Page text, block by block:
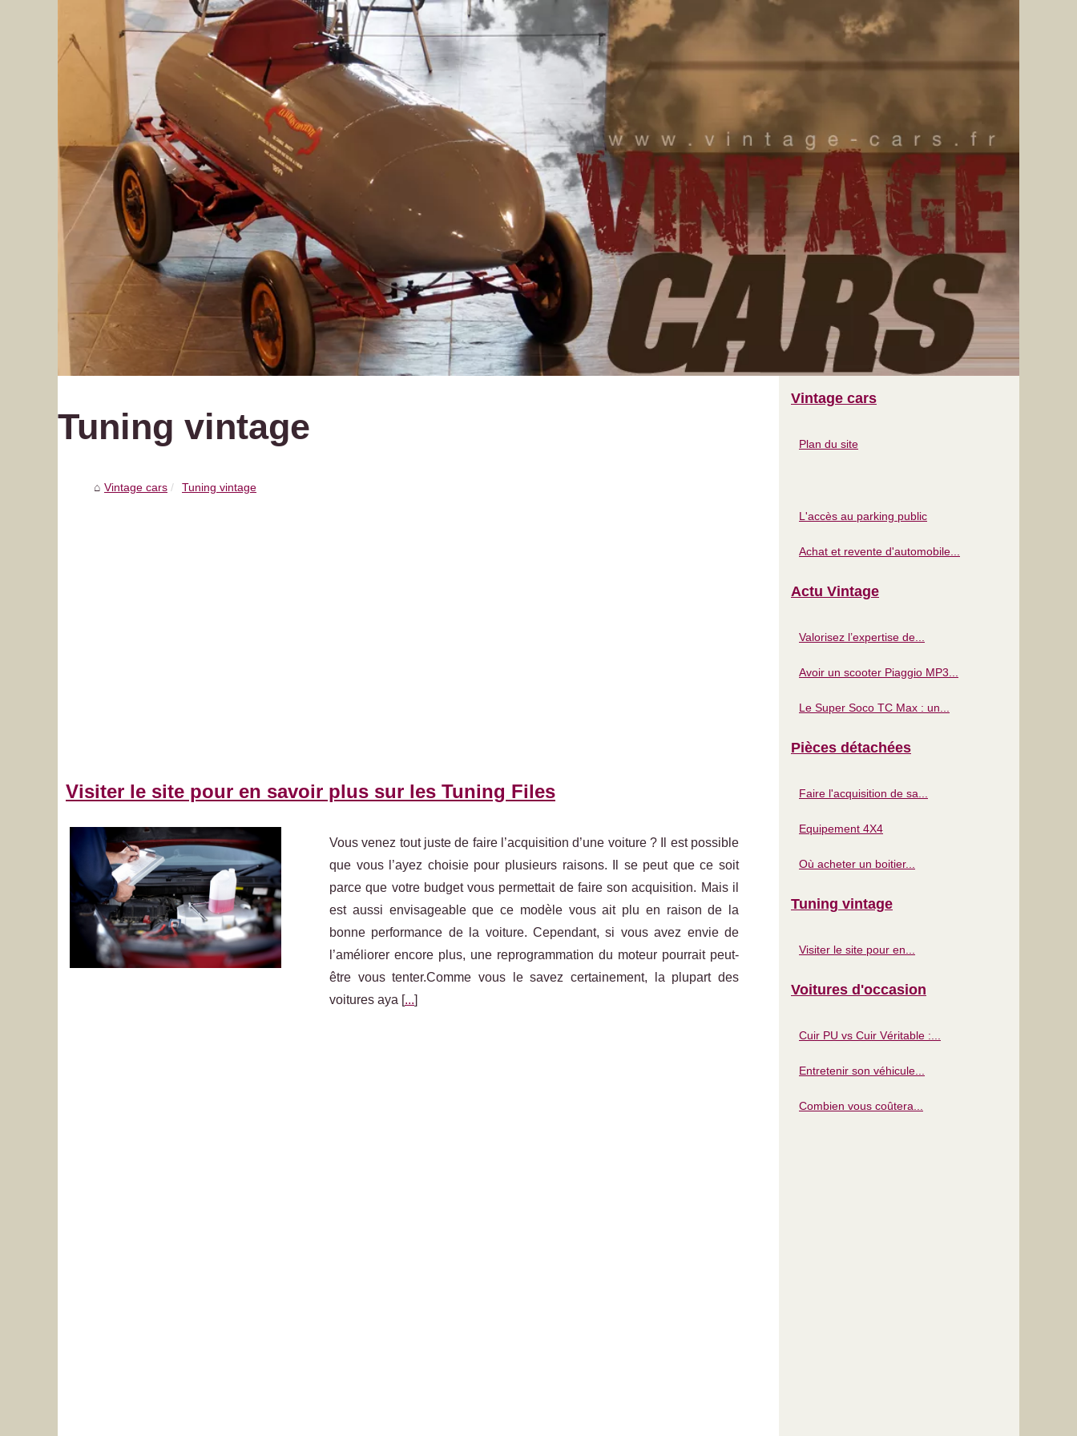
Tuning vintage
Vintage cars Tuning vintage
Visiter le site pour en savoir plus sur les Tuning Files
Vous venez tout juste de faire l’acquisition d’une voiture ? Il est possible
que vous l’ayez choisie pour plusieurs raisons. Il se peut que ce soit
parce que votre budget vous permettait de faire son acquisition. Mais il
est aussi envisageable que ce modèle vous ait plu en raison de la
bonne performance de la voiture. Cependant, si vous avez envie de
l’améliorer encore plus, une reprogrammation du moteur pourrait peut-
être vous tenter.Comme vous le savez certainement, la plupart des
voitures aya [...]
Vintage cars
Plan du site
L'accès au parking public
Achat et revente d'automobile...
Actu Vintage
Valorisez l’expertise de...
Avoir un scooter Piaggio MP3...
Le Super Soco TC Max : un...
Pièces détachées
Faire l'acquisition de sa...
Equipement 4X4
Où acheter un boitier...
Tuning vintage
Visiter le site pour en...
Voitures d'occasion
Cuir PU vs Cuir Véritable :...
Entretenir son véhicule...
Combien vous coûtera...